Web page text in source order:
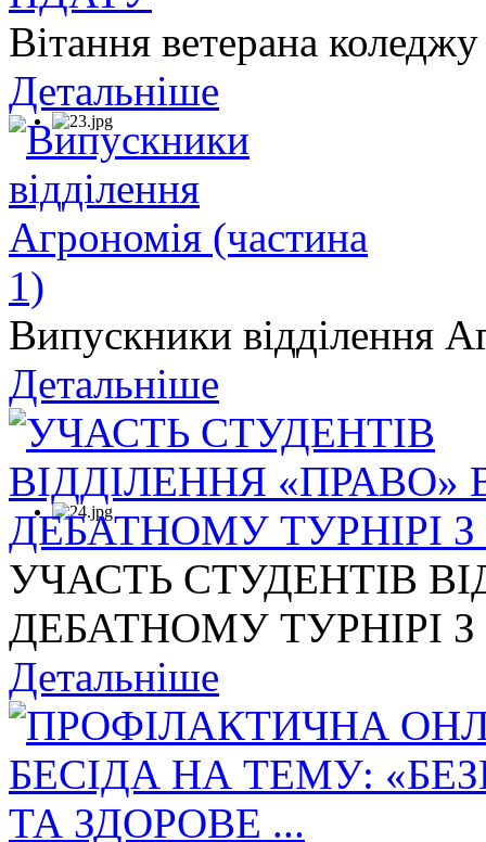
Вітання ветерана
Детальніше
Випускники відділення
Детальніше
УЧАСТЬ СТУДЕНТІВ
ДЕБАТНОМУ ТУРНІРІ З
Детальніше